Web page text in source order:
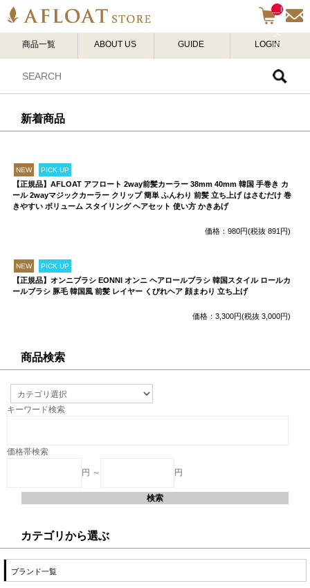
__I
TM
_C
NT
商品一覧 ABOUT US GUIDE LOGIN
新着商品
NEW PICK UP
【正規品】AFLOAT アフロート 2way前髪カーラー 38mm 40mm 韓国 手巻き カ
ール 2wayマジックカーラー クリップ 簡単 ふんわり 前髪 立ち上げ はさむだけ 巻
きやすい ボリューム スタイリング ヘアセット 使い方 かきあげ
価格：980円(税抜 891円)
NEW PICK UP
【正規品】オンニブラシ EONNI オンニ ヘアロールブラシ 韓国スタイル ロールカ
ールブラシ 豚毛 韓国風 前髪 レイヤー くびれヘア 顔まわり 立ち上げ
価格：3,300円(税抜 3,000円)
商品検索
キーワード検索
価格帯検索
円 ～ 円
カテゴリから選ぶ
ブランド一覧